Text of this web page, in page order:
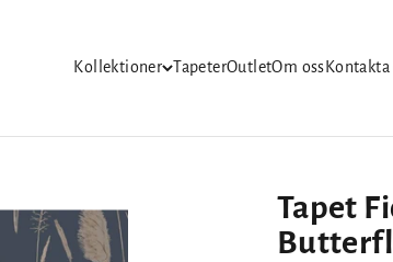
Kollektioner TapeterOutletOm oss Kontakta
Tapet